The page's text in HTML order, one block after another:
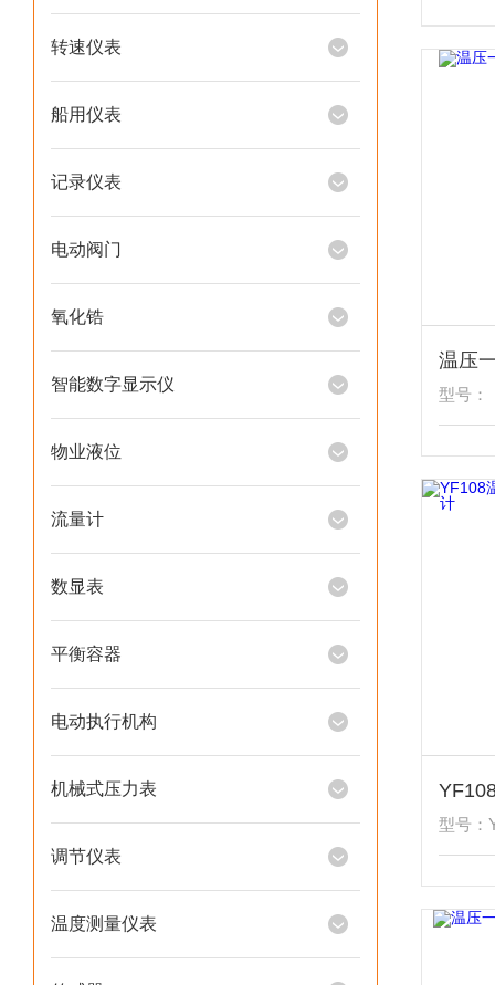
转速仪表
船用仪表
记录仪表
电动阀门
氧化锆
智能数字显示仪
物业液位
流量计
数显表
平衡容器
电动执行机构
机械式压力表
调节仪表
温度测量仪表
型号：
型号：